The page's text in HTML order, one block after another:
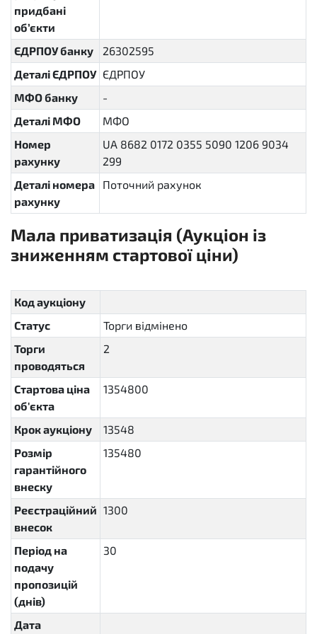
придбані
об’єкти
ЄДРПОУ банку
26302595
Деталі ЄДРПОУ ЄДРПОУ
МФО банку
-
Деталі МФО
МФО
Номер
рахунку
UА 8682 0172 0355 5090 1206 9034
299
Деталі номера
рахунку
Поточний рахунок
Мала приватизація (Аукціон із
зниженням стартової ціни)
Код аукціону
Статус
Торги відмінено
Торги
проводяться
2
Стартова ціна
об'єкта
1354800
Крок аукціону
13548
Розмір
гарантійного
внеску
135480
Реєстраційний
внесок
1300
Період на
подачу
пропозицій
(днів)
30
Дата